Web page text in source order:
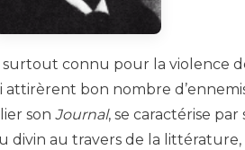
connu pour la violence
bon nombre
son Journal, se caractérise par
divin au travers de la littérature,